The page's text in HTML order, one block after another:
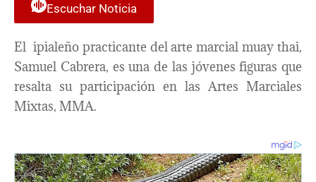
Escuchar Noticia
El ipialeño practicante del arte marcial muay thai,
Samuel Cabrera, es una de las jóvenes figuras que
resalta su participación en las Artes Marciales
Mixtas, MMA.